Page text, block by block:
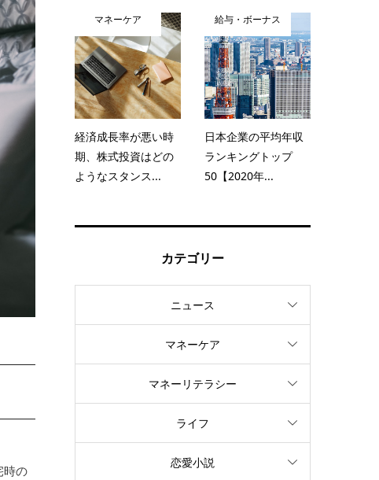
時の
マネーケア
経済成長率が悪い時
期、株式投資はどの
ようなスタンス...
給与・ボーナス
日本企業の平均年収
ランキングトップ
50【2020年...
カテゴリー
ニュース
マネーケア
マネーリテラシー
ライフ
恋愛小説